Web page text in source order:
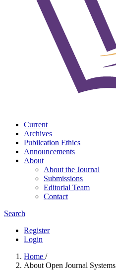
Current
Archives
Pubilcation Ethics
Announcements
About
About the Journal
Submissions
Editorial Team
Contact
Search
Register
Login
Home /
About Open Journal Systems